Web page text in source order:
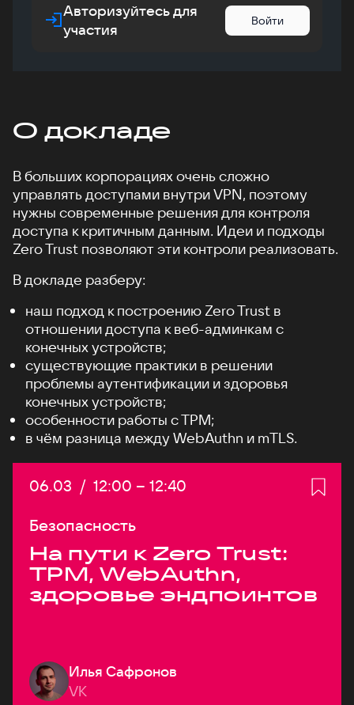
Авторизуйтесь для
участия
Войти
О докладе
В больших корпорациях очень сложно
управлять доступами внутри VPN, поэтому
нужны современные решения для контроля
доступа к критичным данным. Идеи и подходы
Zero Trust позволяют эти контроли реализовать.
В докладе разберу:
наш подход к построению Zero Trust в
отношении доступа к веб-админкам с
конечных устройств;
существующие практики в решении
проблемы аутентификации и здоровья
конечных устройств;
особенности работы c TPM;
в чём разница между WebAuthn и mTLS.
Дата:
06.03 / Начало:
12:00 – Конец:
12:40
Безопасность
На пути к Zero Trust:
TPM, WebAuthn,
здоровье эндпоинтов
Илья Сафронов
VK